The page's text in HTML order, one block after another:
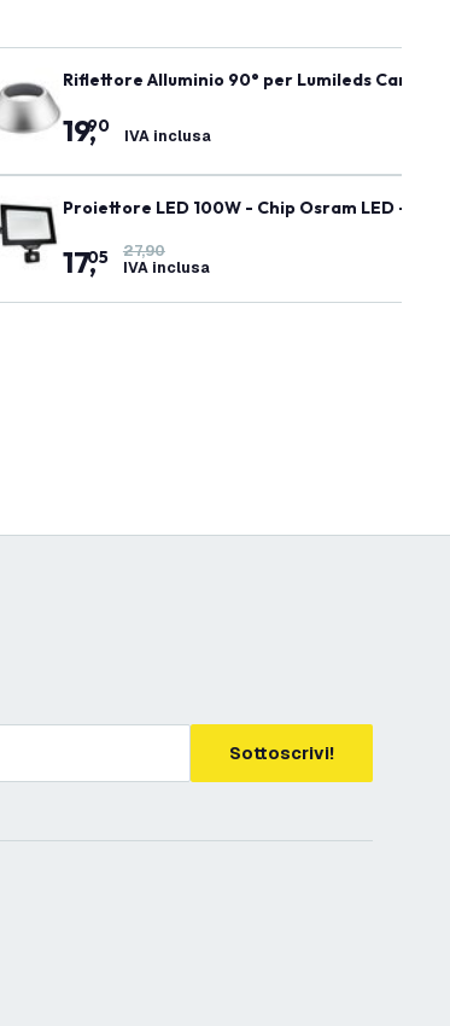
Riflettore Alluminio 90° per Lumileds
19,
90 IVA inclusa
Proiettore LED 100W - Chip Osram LED -
17,
05
27,90
IVA inclusa
Sottoscrivi!